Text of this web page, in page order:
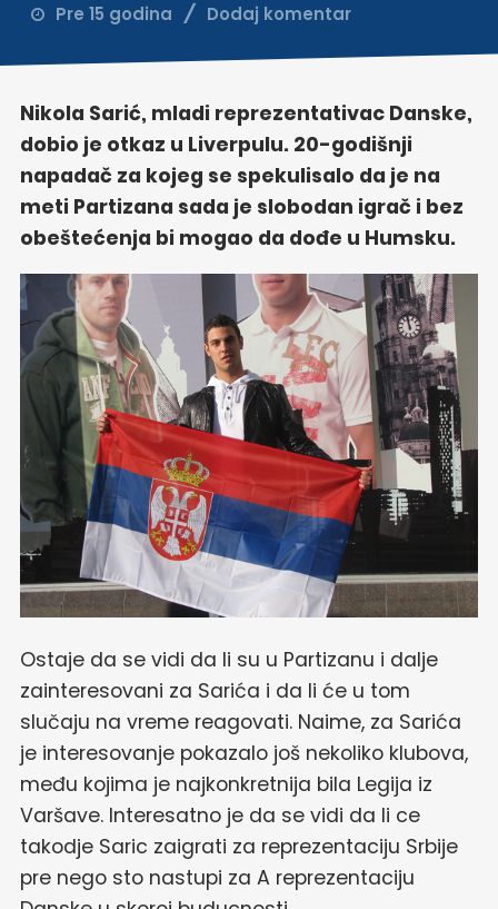
Pre 15 godina Dodaj komentar
Nikola Sarić, mladi reprezentativac Danske,
dobio je otkaz u Liverpulu. 20-godišnji
napadač za kojeg se spekulisalo da je na
meti Partizana sada je slobodan igrač i bez
obeštećenja bi mogao da dođe u Humsku.
Ostaje da se vidi da li su u Partizanu i dalje
zainteresovani za Sarića i da li će u tom
slučaju na vreme reagovati. Naime, za Sarića
je interesovanje pokazalo još nekoliko klubova,
među kojima je najkonkretnija bila Legija iz
Varšave. Interesatno je da se vidi da li ce
takodje Saric zaigrati za reprezentaciju Srbije
pre nego sto nastupi za A reprezentaciju